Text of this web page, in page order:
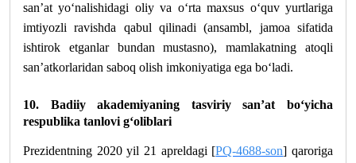
san’at yo‘nalishidagi oliy va o‘rta maxsus o‘quv yurtlariga
imtiyozli ravishda qabul qilinadi (ansambl, jamoa sifatida
ishtirok etganlar bundan mustasno), mamlakatning atoqli
san’atkorlaridan saboq olish imkoniyatiga ega bo‘ladi.
10. Badiiy akademiyaning tasviriy san’at bo‘yicha
respublika tanlovi g‘oliblari
Prezidentning 2020 yil 21 apreldagi [PQ-4688-son] qaroriga